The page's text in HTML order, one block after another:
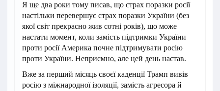
Я ще два роки тому писав, що страх поразки росії
настільки перевершує страх поразки України (без
якої світ прекрасно жив сотні років), що може
настати момент, коли замість підтримки України
проти росії Америка почне підтримувати росію
проти України. Неприємно, але цей день настав.
Вже за перший місяць своєї каденції Трамп вивів
росію з міжнародної ізоляції, замість агресора й